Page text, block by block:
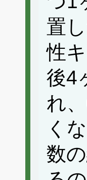
置
性
後4
れ
く
数